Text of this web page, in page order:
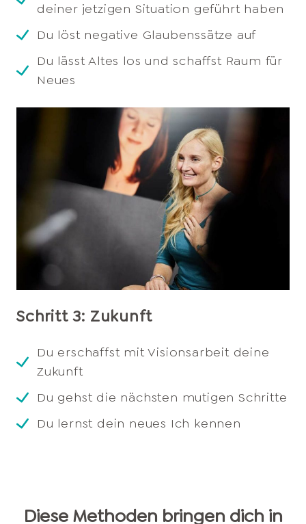
deiner jetzigen Situation geführt haben
Du löst negative Glaubenssätze auf
Du lässt Altes los und schaffst Raum für
Neues
Schritt 3: Zukunft
Du erschaffst mit Visionsarbeit deine
Zukunft
Du gehst die nächsten mutigen Schritte
Du lernst dein neues Ich kennen
Diese Methoden bringen dich in